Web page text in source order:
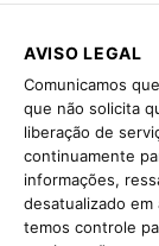
AVISO LEGAL
Comunicamos que
que não solicita
liberação de
continuamente
informações,
desatualizado
temos controle